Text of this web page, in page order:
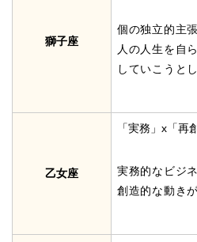
獅子座
個の独立的主
人の人生を自
していこうと
乙女座
「実務」x「再
実務的なビジ
創造的な動き